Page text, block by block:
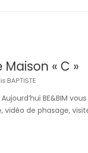
Maison « C »
BAPTISTE
BE&BIM
vidéo de phasage,